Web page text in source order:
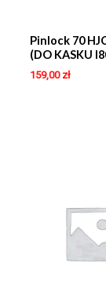
Pinlock 70
(DO KASKU
159,00 zł